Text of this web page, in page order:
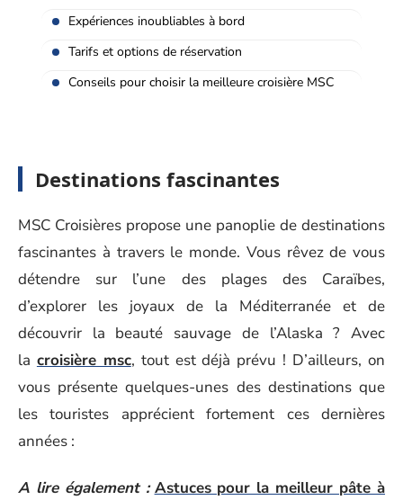
Expériences inoubliables à bord
Tarifs et options de réservation
Conseils pour choisir la meilleure croisière MSC
Destinations fascinantes
MSC Croisières propose une panoplie de destinations
fascinantes à travers le monde. Vous rêvez de vous
détendre sur l’une des plages des Caraïbes,
d’explorer les joyaux de la Méditerranée et de
découvrir la beauté sauvage de l’Alaska ? Avec
la croisière msc, tout est déjà prévu ! D’ailleurs, on
vous présente quelques-unes des destinations que
les touristes apprécient fortement ces dernières
années :
A lire également : Astuces pour la meilleur pâte à